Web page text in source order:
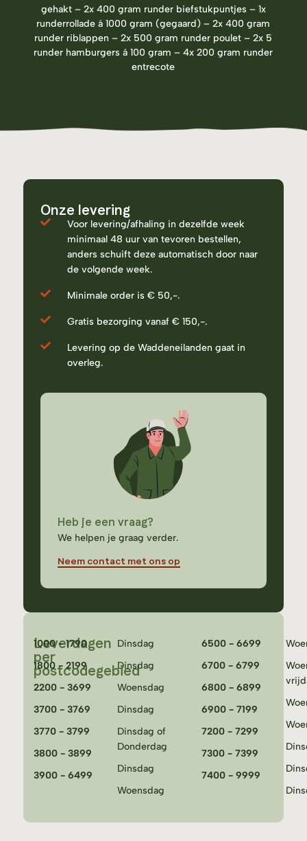
gehakt – 2x 400 gram runder biefstukpuntjes – 1x
runderrollade á 1000 gram (gegaard) – 2x 400 gram
runder riblappen – 2x 500 gram runder poulet – 2x 5
runder hamburgers á 100 gram – 4x 200 gram runder
entrecote
Onze levering
Voor levering/afhaling in dezelfde week
minimaal 48 uur van tevoren bestellen,
anders schuift deze automatisch door naar
de volgende week.
Minimale order is € 50,-.
Gratis bezorging vanaf € 150,-.
Levering op de Waddeneilanden gaat in
overleg.
Heb je een vraag?
We helpen je graag verder.
Neem contact met ons op
Leverdagen
per
postcodegebied
1000 - 1790
1800 - 2199
2200 - 3699
3700 - 3769
3770 - 3799
3800 - 3899
3900 - 6499
Dinsdag
Dinsdag
Woensdag
Dinsdag
Dinsdag of
Donderdag
Dinsdag
Woensdag
6500 - 6699
6700 - 6799
6800 - 6899
6900 - 7199
7200 - 7299
7300 - 7399
7400 - 9999